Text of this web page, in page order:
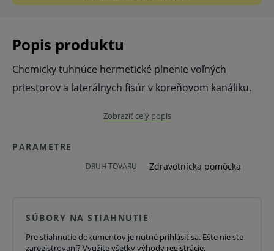
Popis produktu
Chemicky tuhnúce hermetické plnenie voľných
priestorov a laterálnych fisúr v koreňovom kanáliku.
Pevne vyplňuje koreňové kanáliky.
Penetruje laterálne kanáliky a dentinové
Má silný antiseptický efekt.
Adekvátna náhrada za AH Plus JET.
Zobraziť celý popis
PARAMETRE
DRUH TOVARU Zdravotnícka pomôcka
SÚBORY NA STIAHNUTIE
Pre stiahnutie dokumentov je nutné prihlásiť sa. Ešte nie ste
zaregistrovaní? Využite všetkyvýhody registrácie.